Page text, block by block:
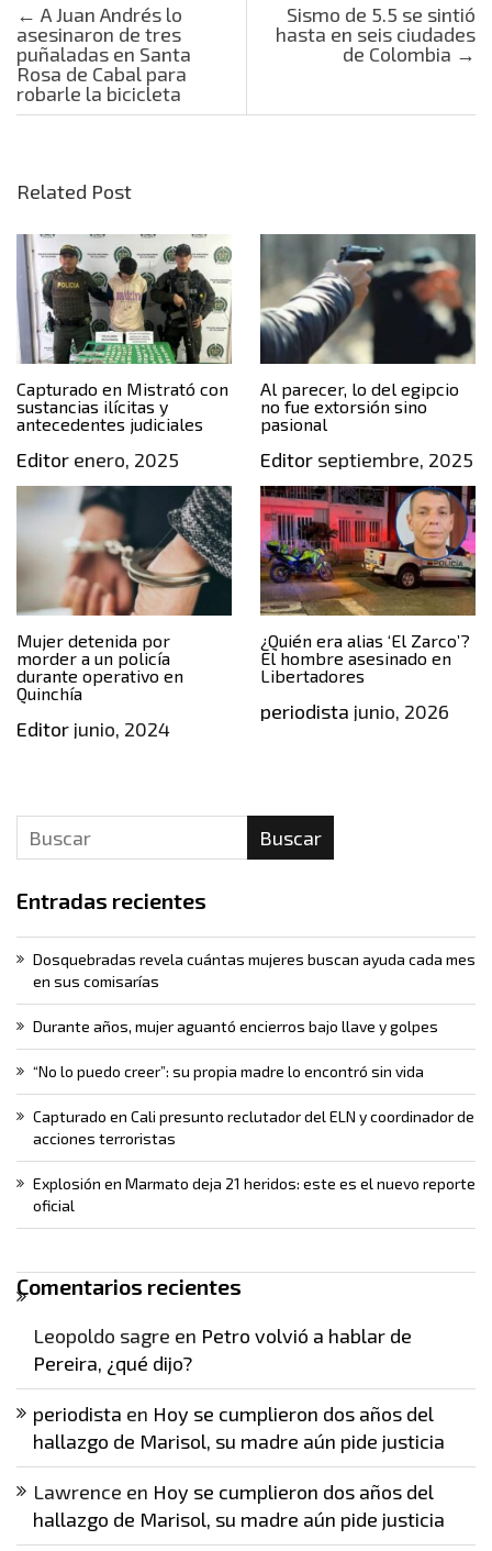
Post navigation
← A Juan Andrés lo
asesinaron de tres
puñaladas en Santa
Rosa de Cabal para
robarle la bicicleta
Sismo de 5.5 se sintió
hasta en seis ciudades
de Colombia →
Related Post
Capturado en Mistrató con
sustancias ilícitas y
antecedentes judiciales
Editor enero, 2025
Al parecer, lo del egipcio
no fue extorsión sino
pasional
Editorseptiembre, 2025
Mujer detenida por
morder a un policía
durante operativo en
Quinchía
Editor junio, 2024
¿Quién era alias ‘El Zarco’?
El hombre asesinado en
Libertadores
periodista junio, 2026
Buscar
Entradas recientes
Dosquebradas revela cuántas mujeres buscan ayuda cada mes
en sus comisarías
Durante años, mujer aguantó encierros bajo llave y golpes
“No lo puedo creer”: su propia madre lo encontró sin vida
Capturado en Cali presunto reclutador del ELN y coordinador de
acciones terroristas
Explosión en Marmato deja 21 heridos: este es el nuevo reporte
oficial
Comentarios recientes
Leopoldo sagre en Petro volvió a hablar de
Pereira, ¿qué dijo?
periodista en Hoy se cumplieron dos años del
hallazgo de Marisol, su madre aún pide justicia
Lawrence en Hoy se cumplieron dos años del
hallazgo de Marisol, su madre aún pide justicia